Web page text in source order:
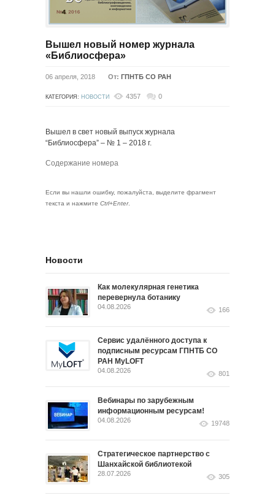
Вышел новый номер журнала
«Библиосфера»
06 апреля, 2018 От: ГПНТБ СО РАН
КАТЕГОРИЯ: НОВОСТИ 4357 0
Вышел в свет новый выпуск журнала
“Библиосфера” – № 1 – 2018 г.
Содержание номера
Если вы нашли ошибку, пожалуйста, выделите фрагмент
текста и нажмите Ctrl+Enter.
Новости
Как молекулярная генетика
перевернула ботанику
04.08.2026 166
Сервис удалённого доступа к
подписным ресурсам ГПНТБ СО
РАН MyLOFT
04.08.2026 801
Вебинары по зарубежным
информационным ресурсам!
04.08.2026 19748
Стратегическое партнерство с
Шанхайской библиотекой
28.07.2026 305